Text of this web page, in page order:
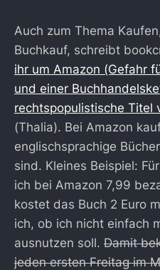
Auch zum Thema
Buchkauf, schreibt
ihr um Amazon (Gefahr
und einer
rechtspopulistische
(Thalia). Bei Amazon
englischsprachige
sind. Kleines Beispiel:
ich bei Amazon 7,99
kostet das Buch 2 Euro
ich, ob ich nicht einfach
ausnutzen soll. Damit
jeden ersten Freitag im